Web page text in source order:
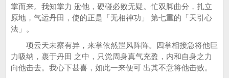
掌而来。我知掌力 逊他，硬碰必败无疑。忙双脚曲分，扎立
原地，气运丹田，使的正是「无相神功」 第七重的「天引心
法」。
项云天未察有异，来掌依然罡风阵阵。四掌相接急将他巨
力吸纳，裹于丹田 之中，只觉周身真气充盈，内和自身之力
向他击去。我心下甚喜，如此一来便可 出其不意将他击败。